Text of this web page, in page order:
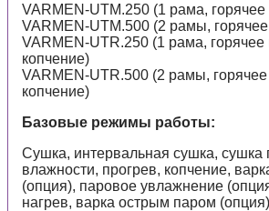
VARMEN-UTM.250 (1 рама, горячее
VARMEN-UTM.500 (2 рамы,
VARMEN-UTR.250 (1 рама, горячее
копчение)
VARMEN-UTR.500 (2 рамы,
копчение)
Базовые режимы работы:
Сушка, интервальная сушка, сушка
влажности, прогрев, копчение,
(опция), паровое увлажнение
нагрев, варка острым паром